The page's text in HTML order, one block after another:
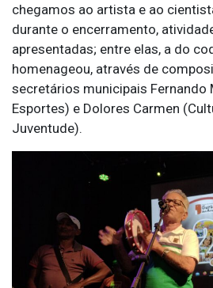
chegamos ao artista e ao
durante o encerramento,
apresentadas; entre elas, a do
homenageou, através de
secretários municipais Fernando
Esportes) e Dolores Carmen
Juventude).